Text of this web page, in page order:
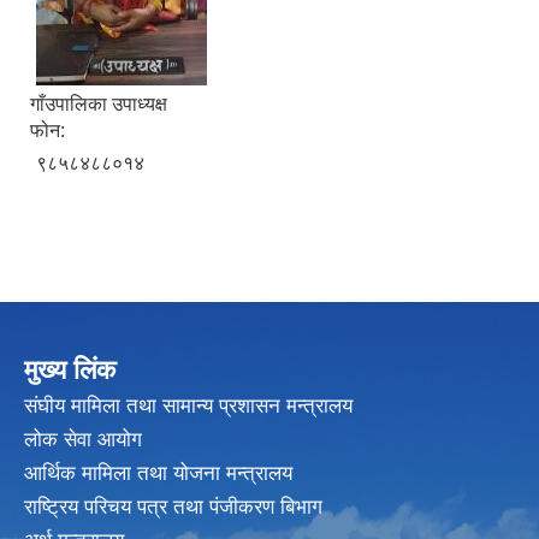
गाँउपालिका उपाध्यक्ष
फोन:
९८५८४८८०१४
मुख्य लिंक
संघीय मामिला तथा सामान्य प्रशासन मन्त्रालय
लोक सेवा आयोग
आर्थिक मामिला तथा योजना मन्त्रालय
राष्ट्रिय परिचय पत्र तथा पंजीकरण बिभाग